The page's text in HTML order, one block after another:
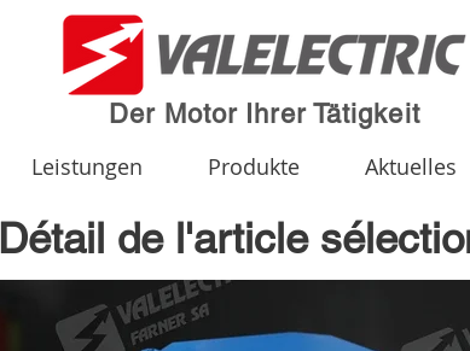
Der Motor Ihrer Tätigkeit
Leistungen Produkte Aktuelles
Détail de l'article